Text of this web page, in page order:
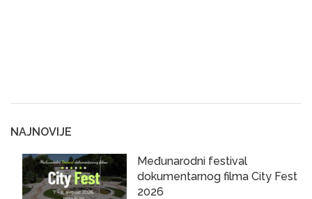
NAJNOVIJE
Međunarodni festival
dokumentarnog filma City Fest
2026